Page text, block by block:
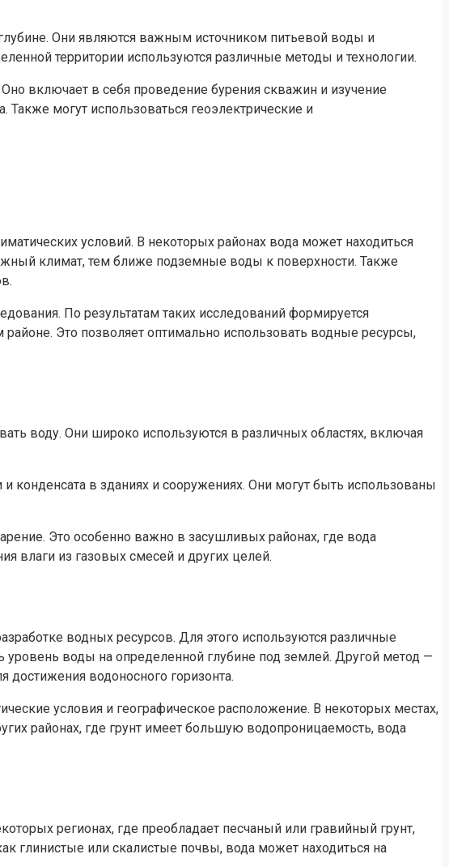
Они являются важным источником питьевой воды и
территории используются различные методы и технологии.
включает в себя проведение бурения скважин и изучение
могут использоваться геоэлектрические и
условий. В некоторых районах вода может находиться
климат, тем ближе подземные воды к поверхности. Также
По результатам таких исследований формируется
Это позволяет оптимально использовать водные ресурсы,
воду. Они широко используются в различных областях, включая
конденсата в зданиях и сооружениях. Они могут быть использованы
Это особенно важно в засушливых районах, где вода
влаги из газовых смесей и других целей.
водных ресурсов. Для этого используются различные
уровень воды на определенной глубине под землей. Другой метод —
водоносного горизонта.
условия и географическое расположение. В некоторых местах,
районах, где грунт имеет большую водопроницаемость, вода
регионах, где преобладает песчаный или гравийный грунт,
глинистые или скалистые почвы, вода может находиться на